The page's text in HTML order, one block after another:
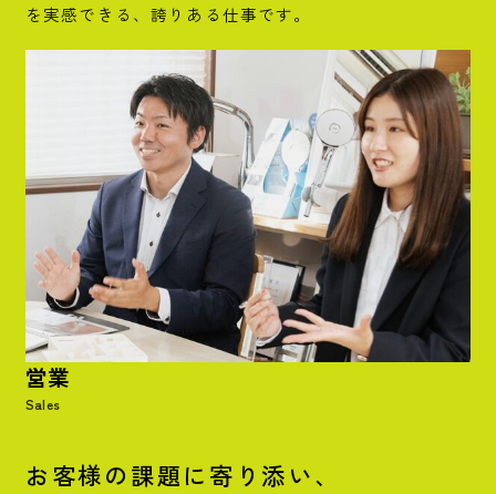
を実感できる、誇りある仕事です。
営業
Sales
お客様の課題に寄り添い、